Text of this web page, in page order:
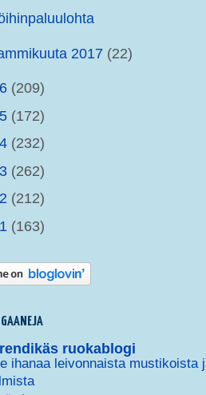
2017 (22)
(209)
(172)
(232)
(262)
(212)
(163)
ruokablogi
ihanaa leivonnaista mustikoista